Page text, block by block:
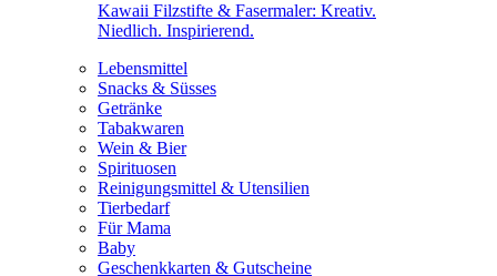
Kawaii Filzstifte & Fasermaler: Kreativ.
Niedlich. Inspirierend.
Lebensmittel
Snacks & Süsses
Getränke
Tabakwaren
Wein & Bier
Spirituosen
Reinigungsmittel & Utensilien
Tierbedarf
Für Mama
Baby
Geschenkkarten & Gutscheine